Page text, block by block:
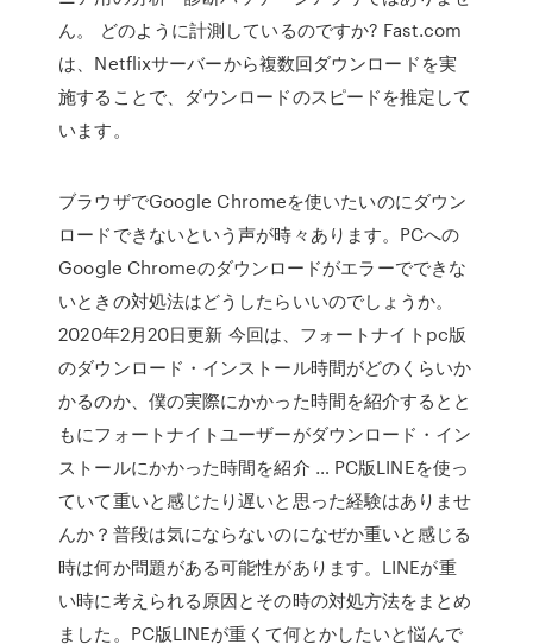
ん。 どのように計測しているのですか? Fast.com
は、Netflixサーバーから複数回ダウンロードを実
施することで、ダウンロードのスピードを推定して
います。
ブラウザでGoogle Chromeを使いたいのにダウン
ロードできないという声が時々あります。PCへの
Google Chromeのダウンロードがエラーでできな
いときの対処法はどうしたらいいのでしょうか。
2020年2月20日更新 今回は、フォートナイトpc版
のダウンロード・インストール時間がどのくらいか
かるのか、僕の実際にかかった時間を紹介するとと
もにフォートナイトユーザーがダウンロード・イン
ストールにかかった時間を紹介 … PC版LINEを使っ
ていて重いと感じたり遅いと思った経験はありませ
んか？普段は気にならないのになぜか重いと感じる
時は何か問題がある可能性があります。LINEが重
い時に考えられる原因とその時の対処方法をまとめ
ました。PC版LINEが重くて何とかしたいと悩んで